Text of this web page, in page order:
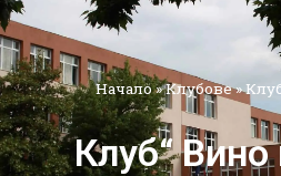
Начало»Клубове»
Клуб“ Вино